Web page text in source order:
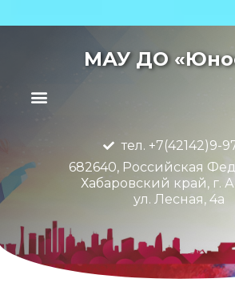
МАУ ДО
тел. +7(42142)9-
682640, Российская
Хабаровский край, г.
ул. Лесная, 4а